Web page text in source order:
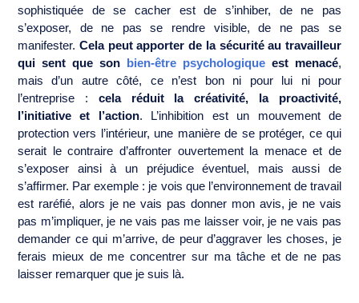
sophistiquée de se cacher est de s’inhiber, de ne pas
s’exposer, de ne pas se rendre visible, de ne pas se
manifester. Cela peut apporter de la sécurité au travailleur
qui sent que son bien-être psychologique est menacé,
mais d’un autre côté, ce n’est bon ni pour lui ni pour
l’entreprise : cela réduit la créativité, la proactivité,
l’initiative et l’action. L’inhibition est un mouvement de
protection vers l’intérieur, une manière de se protéger, ce qui
serait le contraire d’affronter ouvertement la menace et de
s’exposer ainsi à un préjudice éventuel, mais aussi de
s’affirmer. Par exemple : je vois que l’environnement de travail
est raréfié, alors je ne vais pas donner mon avis, je ne vais
pas m’impliquer, je ne vais pas me laisser voir, je ne vais pas
demander ce qui m’arrive, de peur d’aggraver les choses, je
ferais mieux de me concentrer sur ma tâche et de ne pas
laisser remarquer que je suis là.